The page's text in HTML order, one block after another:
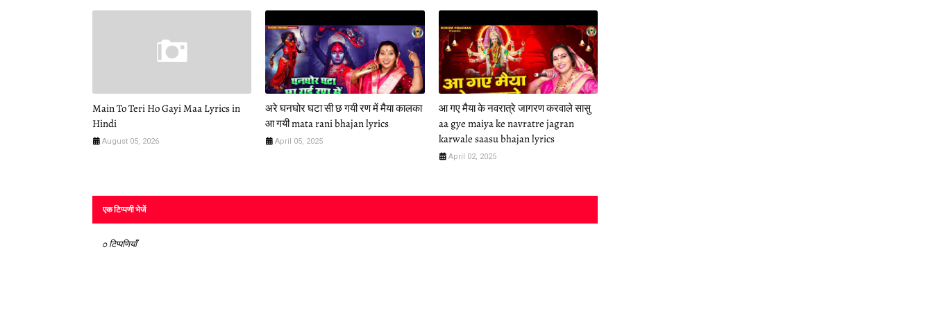
Main To Teri Ho Gayi Maa Lyrics in
Hindi
August 05, 2026
अरे घनघोर घटा सी छ गयी रण में मैया कालका
आ गयी mata rani bhajan lyrics
April 05, 2025
आ गए मैया के नवरात्रे जागरण करवाले सासु
aa gye maiya ke navratre jagran
karwale saasu bhajan lyrics
April 02, 2025
एक टिप्पणी भेजें
0 टिप्पणियाँ